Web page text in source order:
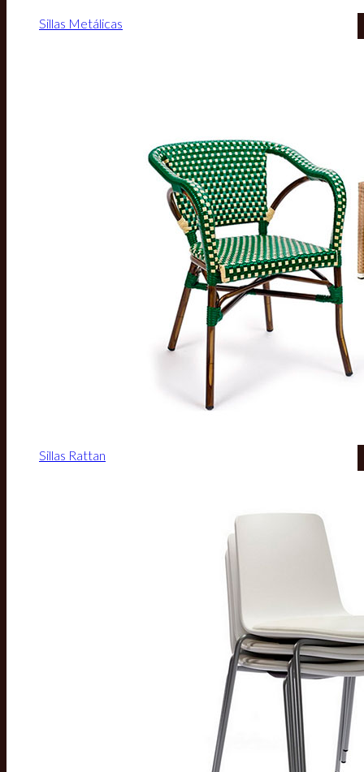
Sillas Metálicas
Sillas Rattan